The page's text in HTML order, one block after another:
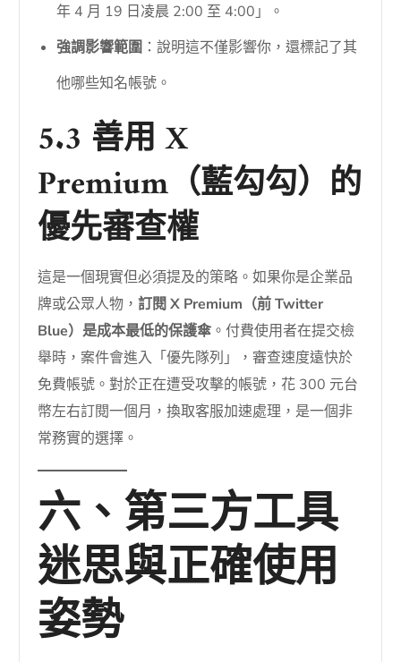
年 4 月 19 日凌晨 2:00 至 4:00」。
強調影響範圍 ：說明這不僅影響你，還標記了其
他哪些知名帳號。
5.3 善用 X
Premium（藍勾勾）的
優先審查權
這是一個現實但必須提及的策略。如果你是企業品
牌或公眾人物，訂閱 X Premium（前 Twitter
Blue）是成本最低的保護傘 。付費使用者在提交檢
舉時，案件會進入「優先隊列」，審查速度遠快於
免費帳號。對於正在遭受攻擊的帳號，花 300 元台
幣左右訂閱一個月，換取客服加速處理，是一個非
常務實的選擇。
六、第三方工具
迷思與正確使用
姿勢